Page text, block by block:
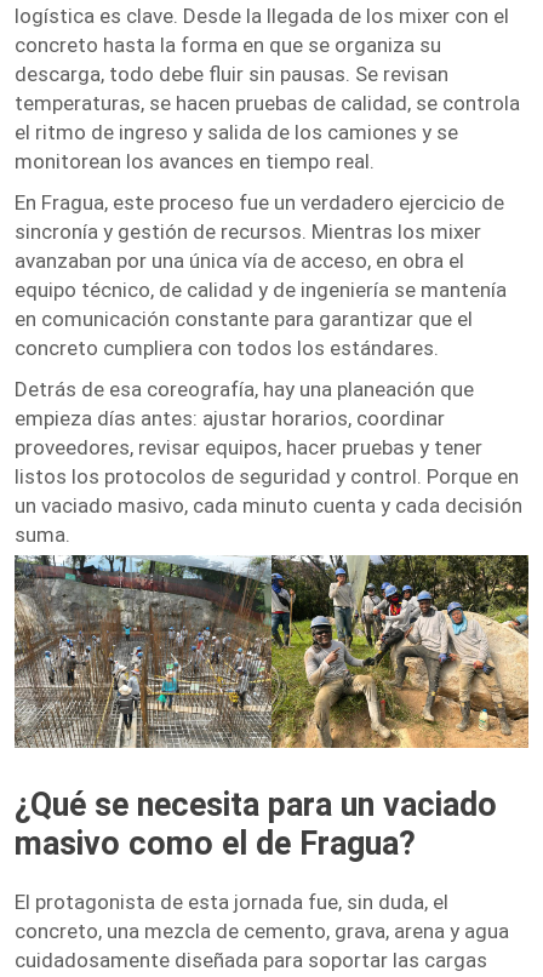
logística es clave. Desde la llegada de los mixer con el
concreto hasta la forma en que se organiza su
descarga, todo debe fluir sin pausas. Se revisan
temperaturas, se hacen pruebas de calidad, se controla
el ritmo de ingreso y salida de los camiones y se
monitorean los avances en tiempo real.
En Fragua, este proceso fue un verdadero ejercicio de
sincronía y gestión de recursos. Mientras los mixer
avanzaban por una única vía de acceso, en obra el
equipo técnico, de calidad y de ingeniería se mantenía
en comunicación constante para garantizar que el
concreto cumpliera con todos los estándares.
Detrás de esa coreografía, hay una planeación que
empieza días antes: ajustar horarios, coordinar
proveedores, revisar equipos, hacer pruebas y tener
listos los protocolos de seguridad y control. Porque en
un vaciado masivo, cada minuto cuenta y cada decisión
suma.
¿Qué se necesita para un vaciado
masivo como el de Fragua?
El protagonista de esta jornada fue, sin duda, el
concreto, una mezcla de cemento, grava, arena y agua
cuidadosamente diseñada para soportar las cargas